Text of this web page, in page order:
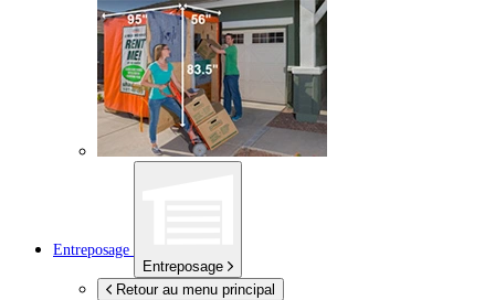
Entreposage
Entreposage
Retour au menu principal